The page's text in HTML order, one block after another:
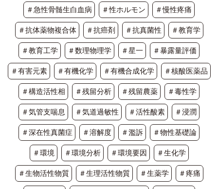
＃急性骨髄生白血病 ＃性ホルモン ＃慢性疼痛
＃抗体薬物複合体 ＃抗癌剤 ＃抗真菌性 ＃教育学
＃教育工学 ＃数理物理学 ＃星一 ＃暴露量評価
＃有害元素 ＃有機化学 ＃有機合成化学 ＃核酸医薬品
＃構造活性相 ＃残留分析 ＃残留農薬 ＃毒性学
＃気管支喘息 ＃気道過敏性 ＃活性酸素 ＃浸潤
＃深在性真菌症 ＃溶解度 ＃濫訴 ＃物性基礎論
＃環境 ＃環境分析 ＃環境要因 ＃生化学
＃生物活性物質 ＃生理活性物質 ＃生薬学 ＃疼痛